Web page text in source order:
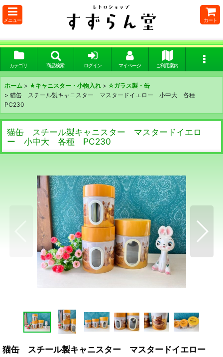
メニュー カート
カテゴリ 商品検索 ログイン マイページ ご利用案内
ホーム > ★キャニスター・小物入れ > ☆ガラス製・缶
> 猫缶 スチール製キャニスター マスタードイエロー 小中大 各種
PC230
猫缶 スチール製キャニスター マスタードイエロ
ー 小中大 各種 PC230
猫缶 スチール製キャニスター マスタードイエロー